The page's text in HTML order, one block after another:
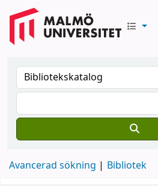
Avancerad sökning Bibliotek